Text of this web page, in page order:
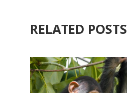
RELATED POSTS